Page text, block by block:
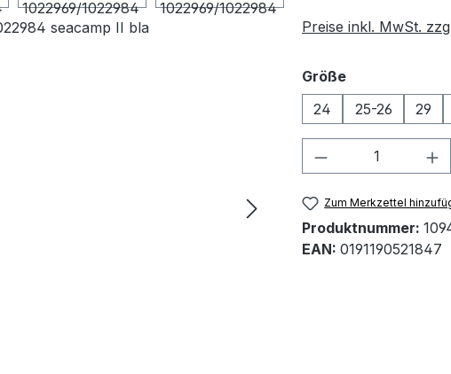
Preise inkl. MwSt.
Größeauswählen
24
25-26 29
Produkt
Zum Merkzettel
Produktnummer:
EAN: 0191190521847